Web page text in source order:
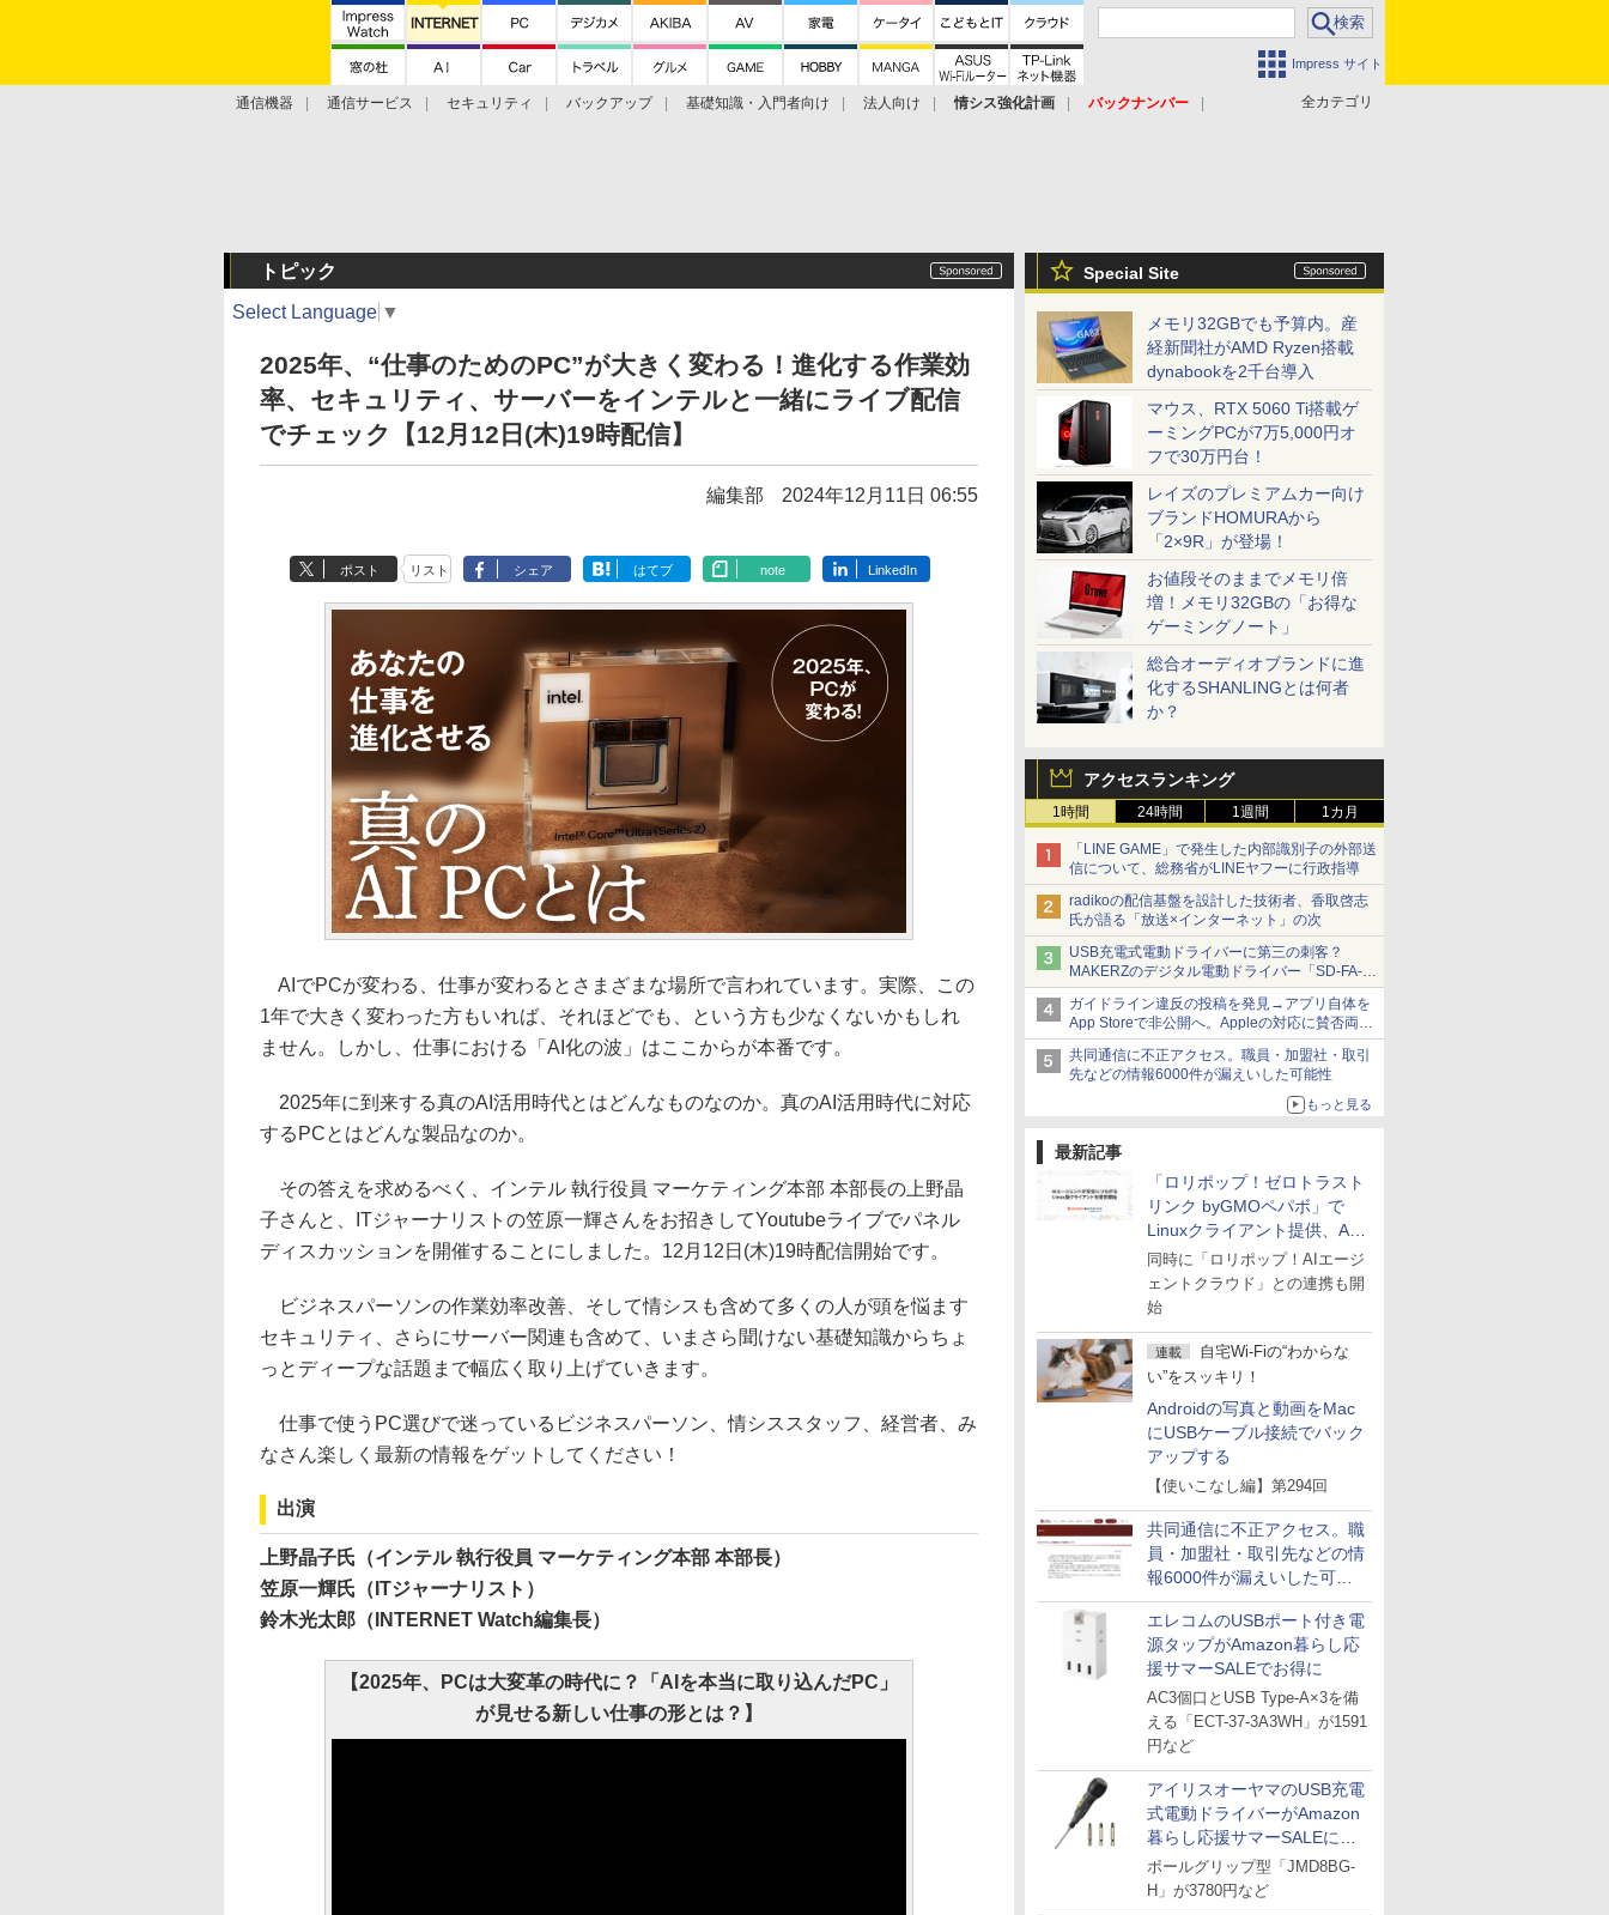
Impress サイト
全カテゴリ
通信機器 通信サービス セキュリティ バックアップ 基礎知識・入門者向け 法人向け 情シス強化計画
バックナンバー
Special Site
メモリ32GBでも予算内。産
経新聞社がAMD Ryzen搭載
dynabookを2千台導入
マウス、RTX 5060 Ti搭載ゲ
ーミングPCが7万5,000円オ
フで30万円台！
レイズのプレミアムカー向け
ブランドHOMURAから
「2×9R」が登場！
お値段そのままでメモリ倍
増！メモリ32GBの「お得な
ゲーミングノート」
総合オーディオブランドに進
化するSHANLINGとは何者
か？
アクセスランキング
1時間 24時間 1週間 1カ月
「LINE GAME」で発生した内部識別子の外部送
信について、総務省がLINEヤフーに行政指導
radikoの配信基盤を設計した技術者、香取啓志
氏が語る「放送×インターネット」の次
USB充電式電動ドライバーに第三の刺客？
MAKERZのデジタル電動ドライバー「SD-FA-
2000L」を、ベッセル、パナソニックと比較し
てみた 【テレワークグッズ・ミニレビュー 第
165回】
ガイドライン違反の投稿を発見→アプリ自体を
App Storeで非公開へ。Appleの対応に賛否両論
【やじうまWatch】
共同通信に不正アクセス。職員・加盟社・取引
先などの情報6000件が漏えいした可能性
もっと見る
最新記事
「ロリポップ！ゼロトラスト
リンク byGMOペパボ」で
Linuxクライアント提供、AI
エージェントの接続が容易に
同時に「ロリポップ！AIエージ
ェントクラウド」との連携も開
始
連載
自宅Wi-Fiの“わからな
い”をスッキリ！
Androidの写真と動画をMac
にUSBケーブル接続でバック
アップする
【使いこなし編】第294回
共同通信に不正アクセス。職
員・加盟社・取引先などの情
報6000件が漏えいした可能
性
エレコムのUSBポート付き電
源タップがAmazon暮らし応
援サマーSALEでお得に
AC3個口とUSB Type-A×3を備
える「ECT-37-3A3WH」が1591
円など
アイリスオーヤマのUSB充電
式電動ドライバーがAmazon
暮らし応援サマーSALEに登
場
ボールグリップ型「JMD8BG-
H」が3780円など
トピック
Select Language ▼
2025年、“仕事のためのPC”が大きく変わる！進化する作業効
率、セキュリティ、サーバーをインテルと一緒にライブ配信
でチェック【12月12日(木)19時配信】
編集部 2024年12月11日 06:55
ポスト リスト シェア はてブ note LinkedIn
AIでPCが変わる、仕事が変わるとさまざまな場所で言われています。実際、この
1年で大きく変わった方もいれば、それほどでも、という方も少なくないかもしれ
ません。しかし、仕事における「AI化の波」はここからが本番です。
2025年に到来する真のAI活用時代とはどんなものなのか。真のAI活用時代に対応
するPCとはどんな製品なのか。
その答えを求めるべく、インテル 執行役員 マーケティング本部 本部長の上野晶
子さんと、ITジャーナリストの笠原一輝さんをお招きしてYoutubeライブでパネル
ディスカッションを開催することにしました。12月12日(木)19時配信開始です。
ビジネスパーソンの作業効率改善、そして情シスも含めて多くの人が頭を悩ます
セキュリティ、さらにサーバー関連も含めて、いまさら聞けない基礎知識からちょ
っとディープな話題まで幅広く取り上げていきます。
仕事で使うPC選びで迷っているビジネスパーソン、情シススタッフ、経営者、み
なさん楽しく最新の情報をゲットしてください！
出演
上野晶子氏（インテル 執行役員 マーケティング本部 本部長）
笠原一輝氏（ITジャーナリスト）
鈴木光太郎（INTERNET Watch編集長）
【2025年、PCは大変革の時代に？「AIを本当に取り込んだPC」
が見せる新しい仕事の形とは？】